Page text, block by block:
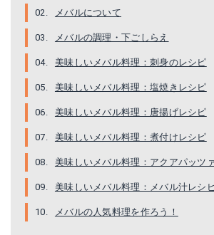
メバルについて
メバルの調理・下ごしらえ
美味しいメバル料理：刺身のレシピ
美味しいメバル料理：塩焼きレシピ
美味しいメバル料理：唐揚げレシピ
美味しいメバル料理：煮付けレシピ
美味しいメバル料理：アクアパッツ
美味しいメバル料理：メバル汁レシ
メバルの人気料理を作ろう！